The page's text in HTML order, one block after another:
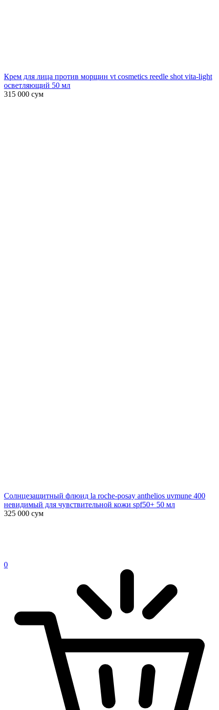
Крем для лица против морщин vt cosmetics reedle shot vita-light
осветляющий 50 мл
315 000 сум
Солнцезащитный флюид la roche-posay anthelios uvmune 400
невидимый для чувствительной кожи spf50+ 50 мл
325 000 сум
0